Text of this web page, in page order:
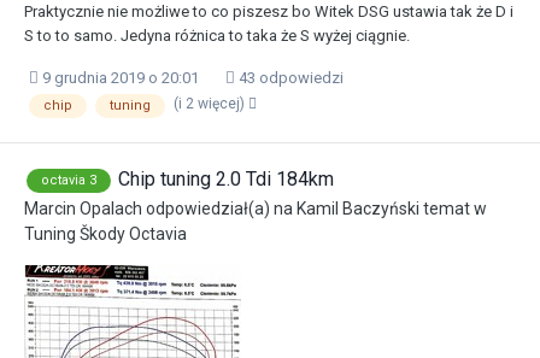
Praktycznie nie możliwe to co piszesz bo Witek DSG ustawia tak że D i
S to to samo. Jedyna różnica to taka że S wyżej ciągnie.
9 grudnia 2019 o 20:01 43 odpowiedzi
chip tuning (i 2 więcej)
octavia 3 Chip tuning 2.0 Tdi 184km
Marcin Opalach odpowiedział(a) na Kamil Baczyński temat w
Tuning Škody Octavia